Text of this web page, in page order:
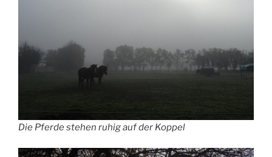
Die Pferde stehen ruhig auf der Koppel